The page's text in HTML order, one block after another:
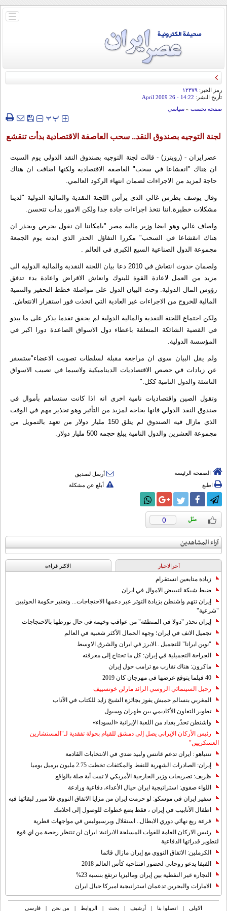
باز
رمز الخبر: ۱۲۳۷۹
تأريخ النشر: 14:22
- 26 April 2009
صفحه نخست » سياسي
‍‍‍ پپ
لجنة التوجيه بصندوق النقد.. سحب العاصفة الاقتصادية بدأت تنقشع
عصرایران - (رويترز) - قالت لجنة التوجيه بصندوق النقد الدولي يوم السبت
ان هناك "انقشاعا في سحب" العاصفة الاقتصادية ولكنها اضافت ان هناك
حاجة لمزيد من الاجراءات لضمان انتهاء الركود العالمي.
وقال يوسف بطرس غالي الذي يرأس اللجنة النقدية والمالية الدولية "لدينا
مشكلات خطيرة.اننا نتخذ اجراءات جادة جدا ولكن الامور بدأت تتحسن.
واضاف غالي وهو ايضا وزير مالية مصر "بامكاننا ان نقول بحرص وبحذر ان
هناك انقشاعا في السحب" مكررا التفاؤل الحذر الذي ابدته يوم الجمعة
مجموعة الدول الصناعية السبع الكبرى في العالم .
ولضمان حدوث انتعاش في 2010 دعا بيان اللجنة النقدية والمالية الدولية الى
مزيد من العمل لاعادة القوة للبنوك وانعاش الاقراض واعادة بدء تدفق
رؤوس المال الدولية. وحث البيان الدول على مواصلة خطط التحفيز والتنمية
المالية للخروج من الاجراءات غير العادية التي اتخذت فور استقرار الانتعاش.
ولكن اجتماع اللجنة النقدية والمالية الدولية لم يحقق تقدما يذكر على ما يبدو
في القضية الشائكة المتعلقة باعطاء دول الاسواق الصاعدة دورا اكبر في
المؤسسة الدولية.
ولم يقل البيان سوى ان مراجعة مقبلة لسلطات تصويت الاعضاء"ستسفر
عن زيادات في حصص الاقتصاديات الديناميكية ولاسيما في نصيب الاسواق
الناشئة والدول النامية ككل."
وتقول الصين واقتصاديات نامية اخرى انه اذا كانت ستساهم بأموال في
صندوق النقد الدولي فانها بحاجة لمزيد من التأثير وهو تحذير مهم في الوقت
الذي مازال فيه الصندوق لم يتلق 150 مليار دولار من تعهد بالتمويل من
مجموعة العشرين والدول النامية يبلغ حجمه 500 مليار دولار.
الصفحة الرئيسة
أرسل لصديق
اطبع
أبلغ عن مشكلة
0
آراء المشاهدين
آخرالاخبار الاکثر قراءة
زيادة متابعين انستقرام
ضبط شبكة لتبييض الاموال في ايران
إيران تتهم واشنطن بزيادة التوتر عبر دعمها الاحتجاجات... وتعتبر حكومة الحوثيين
"شرعية"
إيران تحذر "دولا في المنطقة" من عواقب وخيمة في حال تورطها بالاحتجاجات
تجميل الانف في ايران؛ وجهة الجمال الأكثر شعبية في العالم
"نوين ايرانا" للتجميل ..الابرز في ايران والشرق الاوسط
الجراحة التجميلية في إيران: كل ما تحتاج إلى معرفته
ماكرون: هناك تقارب مع ترامب حول إيران
40 فيلما يتوقع عرضها في مهرجان كان 2019
رحيل السينمائي الروسي الرائد مارلن خوتسييف
المغربي بنسالم حميش يفوز بجائزة الشيخ زايد للكتاب في الآداب
تطوير التعاون الأكاديمي بين طهران وسيول
واشنطن تحذّر بغداد من اللعبة الإيرانية «السوداء»
رئيس الأركان الإيراني يصل إلى دمشق للقيام بجولة تفقدية لـ"المستشارين
العسكريين"
نتنياهو : ايران تدعم غانتس ولبيد ضدي في الانتخابات القادمة
إيران: الصادرات الشهریة للنفط والمكثفات تخطت 2.75 مليون برميل يوميا
ظريف: تصريحات وزير الخارجية الأمريكي لا تمت أية صلة بالواقع
اللواء صفوي: استراتيجية ايران حيال الأعداء، دفاعية ورادعة
سفير ايران في موسكو: لو حرمت ايران من مزايا الاتفاق النووي فلا مبرر لبقائها فيه
اطفال الأنابيب في إيران ، فقط بضع خطوات للوصول إلى احلامك
قرعة ربع نهائي دوري الابطال.. استقلال وبرسبوليس في مواجهات قطرية
رئيس الاركان العامة للقوات المسلحة الايرانية: ايران لن تنتظر رخصة من اي قوة
لتطوير قدراتها الدفاعية
الكرملين: الاتفاق النووي مع إيران مازال قائما
الفيفا يدعو روحاني لحضور افتتاحية كأس العالم 2018
التجارة غیر النفطیة بین إیران ومالیزیا ترتفع بنسبة 23%
الامارات والبحرين تدعمان استراتيجية اميركا حيال ايران
الاولی | اتصلوا بنا | أرشیف | بحث | الروابط | من نحن | فارسی